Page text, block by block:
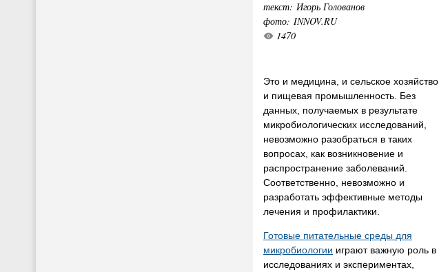
текст: Игорь Голованов
фото: INNOV.RU
1470
Это и медицина, и сельское хозяйство,
и пищевая промышленность. Без
данных, получаемых в результате
микробиологических исследований,
невозможно разобраться в таких
вопросах, как возникновение и
распространение заболеваний.
Соответственно, невозможно и
разработать эффективные методы
лечения и профилактики.
Готовые питательные среды для
микробиологии играют важную роль в
исследованиях и экспериментах,